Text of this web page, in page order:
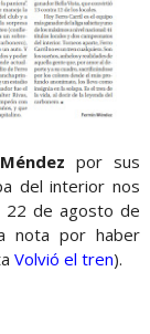
por sus
del interior nos
22 de agosto de
nota por haber
Volvió el tren).